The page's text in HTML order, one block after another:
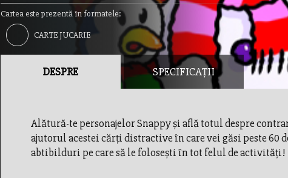
Cartea este prezentă în formatele:
CARTE JUCARIE
DESPRE SPECIFICAȚII
Alătură-te personajelor Snappy şi află totul despre
ajutorul acestei cărţi distractive în care vei găsi peste 60
abtibilduri pe care să le foloseşti în tot felul de activităţi!